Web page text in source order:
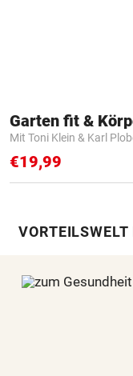
Garten fit &
Mit Toni Klein & Karl
€19,99